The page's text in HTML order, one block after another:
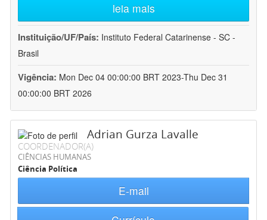
leia mais
Instituição/UF/País: Instituto Federal Catarinense - SC -
Brasil
Vigência: Mon Dec 04 00:00:00 BRT 2023-Thu Dec 31
00:00:00 BRT 2026
Adrian Gurza Lavalle
COORDENADOR(A)
CIÊNCIAS HUMANAS
Ciência Política
E-mail